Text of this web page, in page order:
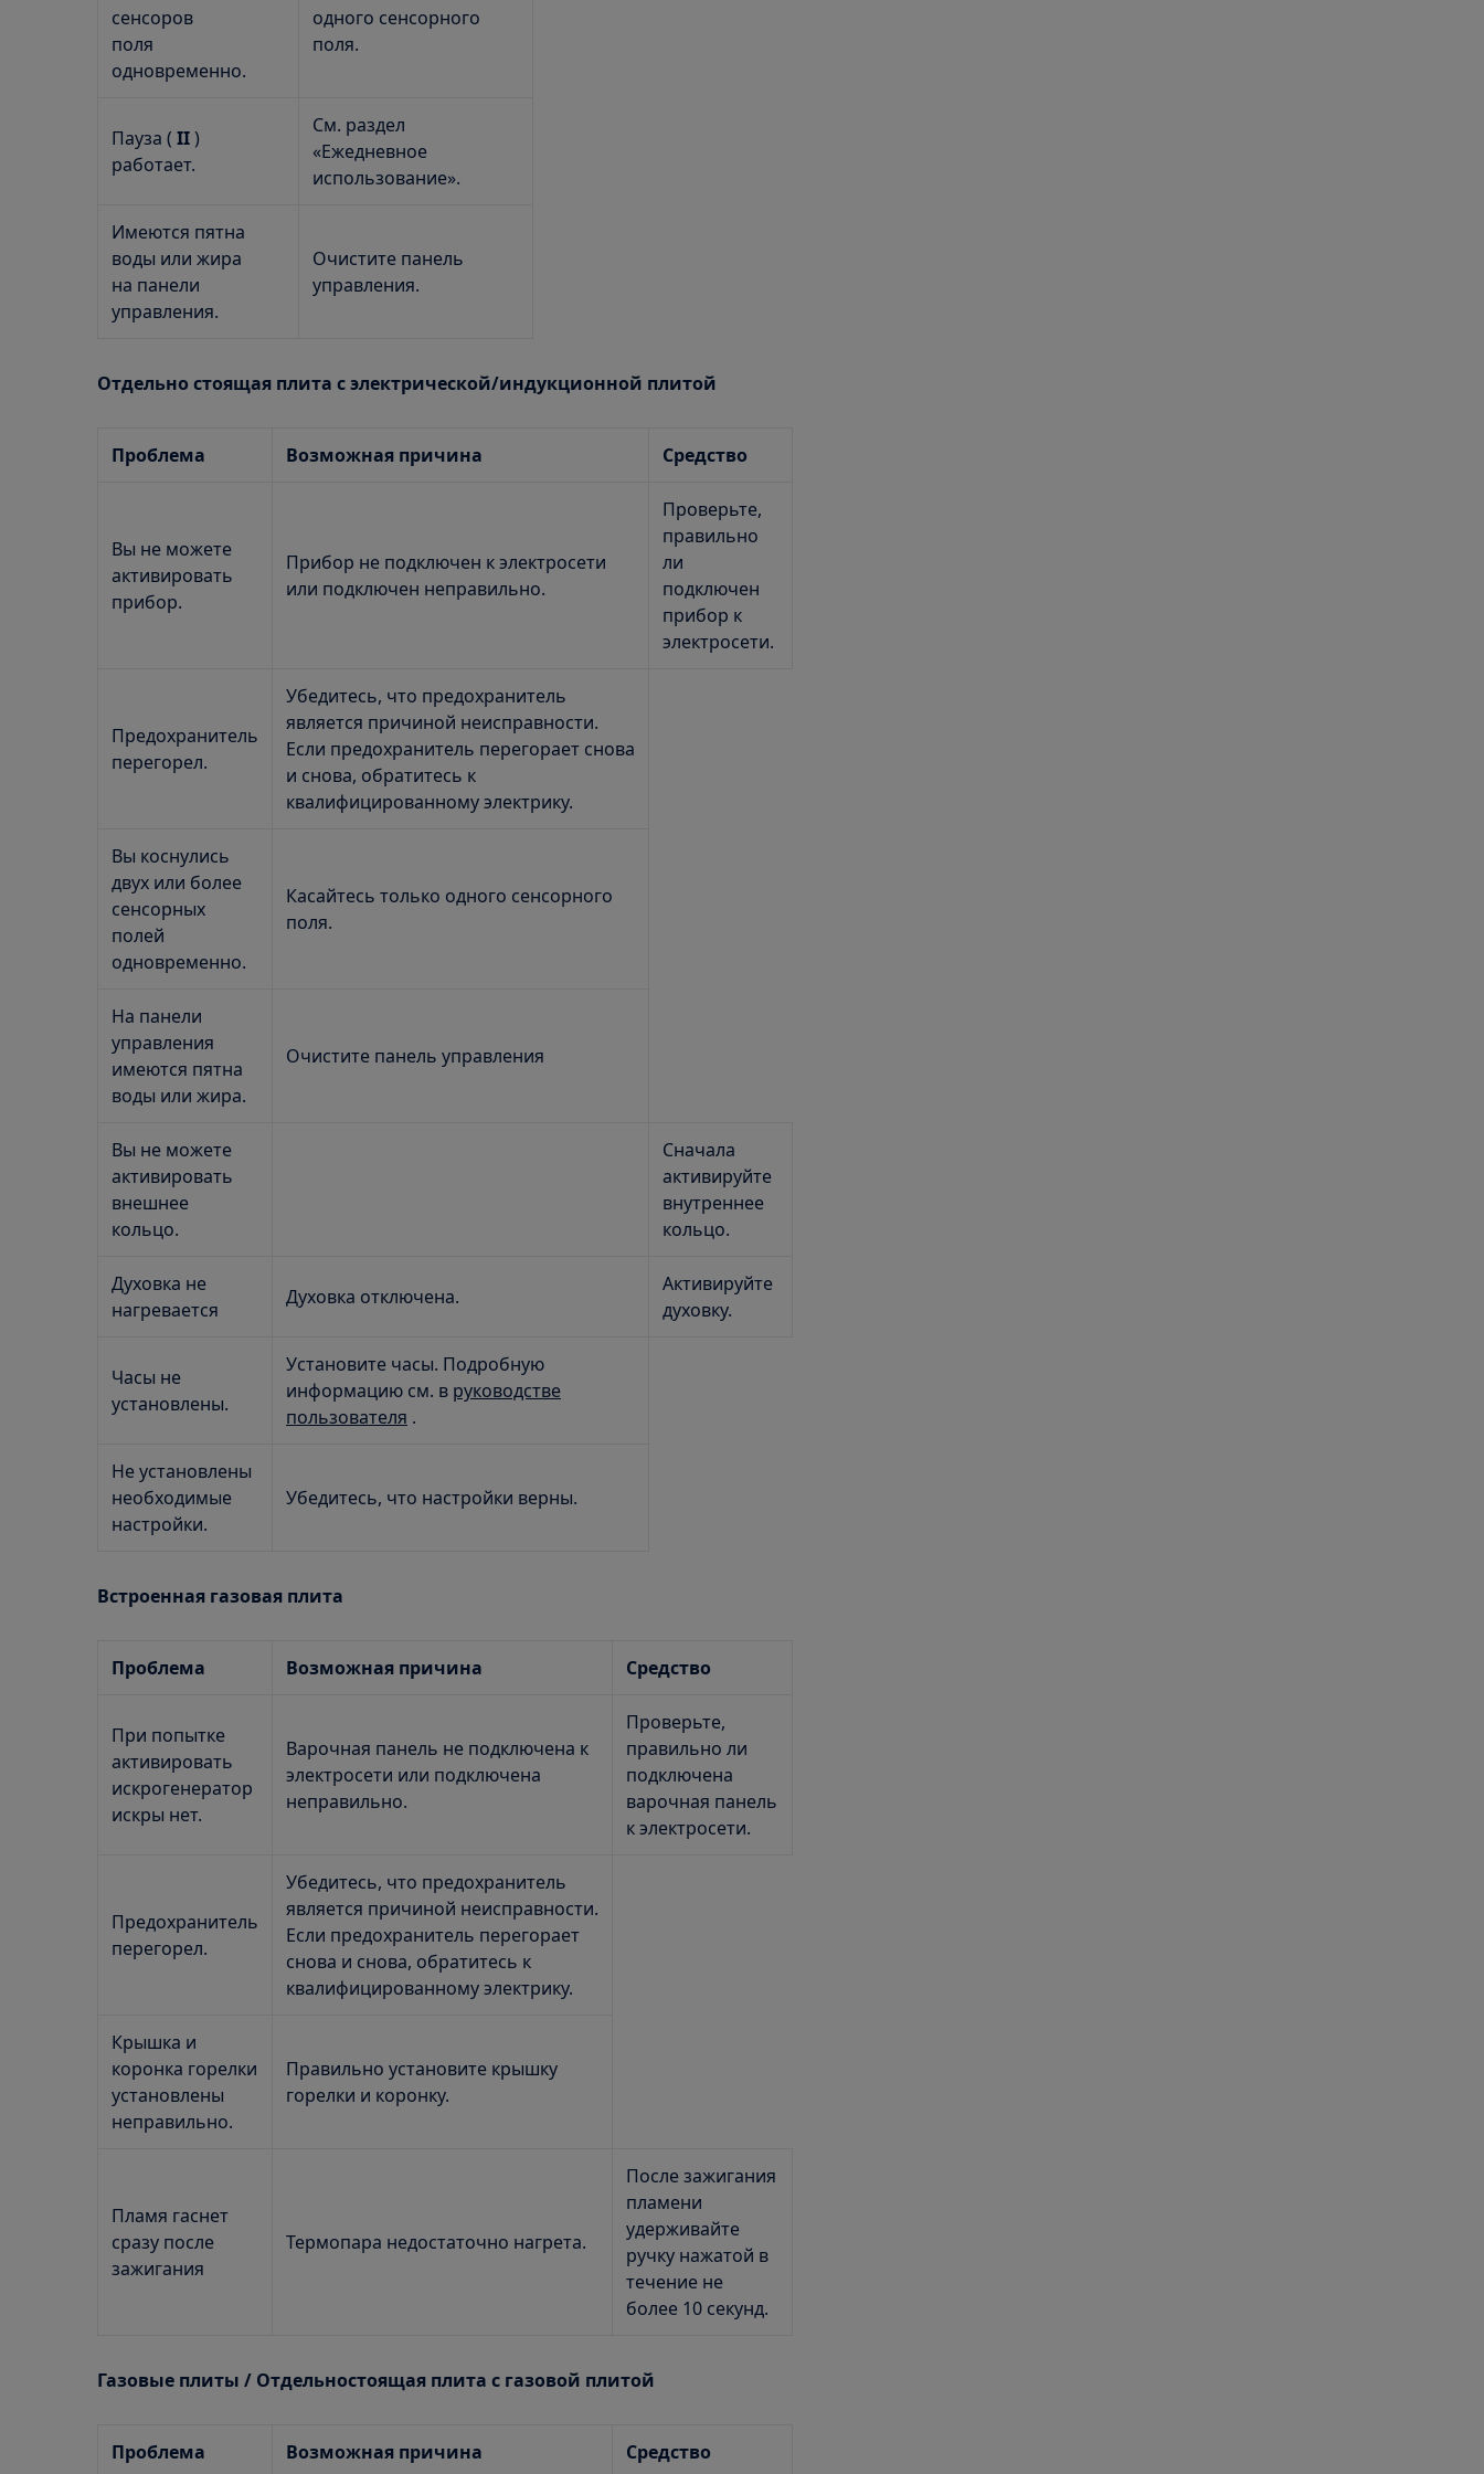
сенсоров
поля
одновременно.
одного сенсорного
поля.
Пауза ( II)
работает.
См. раздел
«Ежедневное
использование».
Имеются пятна
воды или жира
на панели
управления.
Очистите панель
управления.
Отдельно стоящая плита с электрической/индукционной плитой
Проблема Возможная причина Средство
Вы не можете
активировать
прибор.
Прибор не подключен к электросети
или подключен неправильно.
Проверьте,
правильно
ли
подключен
прибор к
электросети.
Предохранитель
перегорел.
Убедитесь, что предохранитель
является причиной неисправности.
Если предохранитель перегорает снова
и снова, обратитесь к
квалифицированному электрику.
Вы коснулись
двух или более
сенсорных
полей
одновременно.
Касайтесь только одного сенсорного
поля.
На панели
управления
имеются пятна
воды или жира.
Очистите панель управления
Вы не можете
активировать
внешнее
кольцо.
Сначала
активируйте
внутреннее
кольцо.
Духовка не
нагревается
Духовка отключена.
Активируйте
духовку.
Часы не
установлены.
Установите часы. Подробную
информацию см. в руководстве
пользователя .
Не установлены
необходимые
настройки.
Убедитесь, что настройки верны.
Встроенная газовая плита
Проблема Возможная причина Средство
При попытке
активировать
искрогенератор
искры нет.
Варочная панель не подключена к
электросети или подключена
неправильно.
Проверьте,
правильно ли
подключена
варочная панель
к электросети.
Предохранитель
перегорел.
Убедитесь, что предохранитель
является причиной неисправности.
Если предохранитель перегорает
снова и снова, обратитесь к
квалифицированному электрику.
Крышка и
коронка горелки
установлены
неправильно.
Правильно установите крышку
горелки и коронку.
Пламя гаснет
сразу после
зажигания
Термопара недостаточно нагрета.
После зажигания
пламени
удерживайте
ручку нажатой в
течение не
более 10 секунд.
Газовые плиты / Отдельностоящая плита с газовой плитой
Проблема Возможная причина Средство